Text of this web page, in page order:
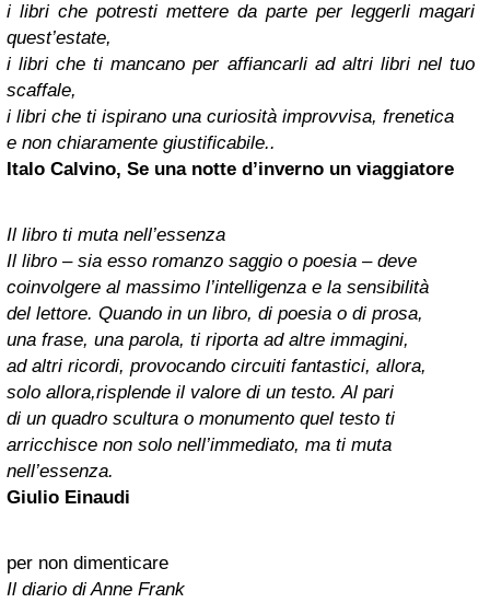
i libri che potresti mettere da parte per leggerli magari
quest’estate,
i libri che ti mancano per affiancarli ad altri libri nel tuo
scaffale,
i libri che ti ispirano una curiosità improvvisa, frenetica
e non chiaramente giustificabile..
Italo Calvino, Se una notte d’inverno un viaggiatore
Il libro ti muta nell’essenza
Il libro – sia esso romanzo saggio o poesia – deve
coinvolgere al massimo l’intelligenza e la sensibilità
del lettore. Quando in un libro, di poesia o di prosa,
una frase, una parola, ti riporta ad altre immagini,
ad altri ricordi, provocando circuiti fantastici, allora,
solo allora,risplende il valore di un testo. Al pari
di un quadro scultura o monumento quel testo ti
arricchisce non solo nell’immediato, ma ti muta
nell’essenza.
Giulio Einaudi
per non dimenticare
Il diario di Anne Frank